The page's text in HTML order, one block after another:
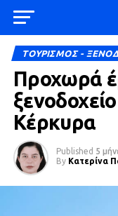
ΤΟΥΡΙΣΜΟΣ -
Προχωρά
Κέρκυρα
Published 5
By Κατερίνα